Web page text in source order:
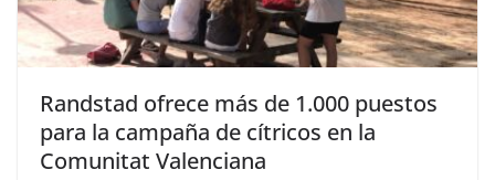
Randstad ofrece más de 1.000 puestos
para la campaña de cítricos en la
Comunitat Valenciana